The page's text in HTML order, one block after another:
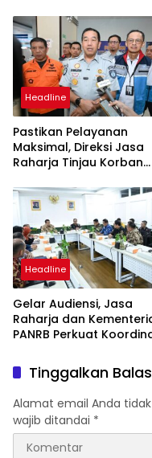
Headline
Pastikan Pelayanan
Maksimal, Direksi Jasa
Raharja Tinjau Korban
Sentosa II
Headline
Gelar Audiensi, Jasa
Raharja dan
PANRB Perkuat
dan SWDKLLJ
Tinggalkan
Alamat email Anda
wajib ditandai *